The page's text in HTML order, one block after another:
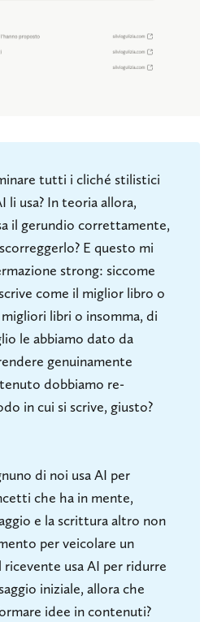
tutti i cliché stilistici
li usa? In teoria allora,
il gerundio correttamente,
E questo mi
strong: siccome
come il miglior libro o
libri o insomma, di
le abbiamo dato da
genuinamente
dobbiamo re-
in cui si scrive, giusto?
di noi usa AI per
che ha in mente,
e la scrittura altro non
per veicolare un
ricevente usa AI per ridurre
iniziale, allora che
idee in contenuti?